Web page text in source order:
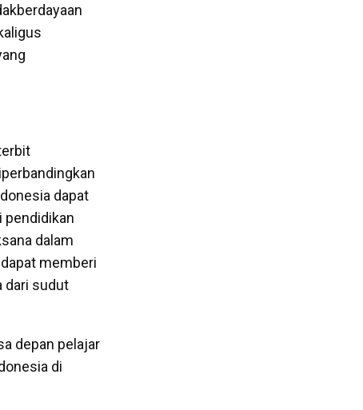
dapat
pendidikan
dalam
memberi
dari sudut
depan pelajar
di